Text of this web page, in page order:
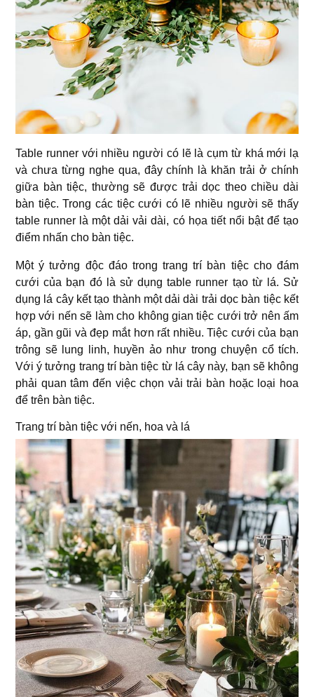
Table runner với nhiều người có lẽ là cụm từ khá mới lạ
và chưa từng nghe qua, đây chính là khăn trải ở chính
giữa bàn tiệc, thường sẽ được trải dọc theo chiều dài
bàn tiệc. Trong các tiệc cưới có lẽ nhiều người sẽ thấy
table runner là một dải vải dài, có họa tiết nổi bật để tạo
điểm nhấn cho bàn tiệc.
Một ý tưởng độc đáo trong trang trí bàn tiệc cho đám
cưới của bạn đó là sử dụng table runner tạo từ lá. Sử
dụng lá cây kết tạo thành một dải dài trải dọc bàn tiệc kết
hợp với nến sẽ làm cho không gian tiệc cưới trở nên ấm
áp, gần gũi và đẹp mắt hơn rất nhiều. Tiệc cưới của bạn
trông sẽ lung linh, huyền ảo như trong chuyện cổ tích.
Với ý tưởng trang trí bàn tiệc từ lá cây này, bạn sẽ không
phải quan tâm đến việc chọn vải trải bàn hoặc loại hoa
để trên bàn tiệc.
Trang trí bàn tiệc với nến, hoa và lá